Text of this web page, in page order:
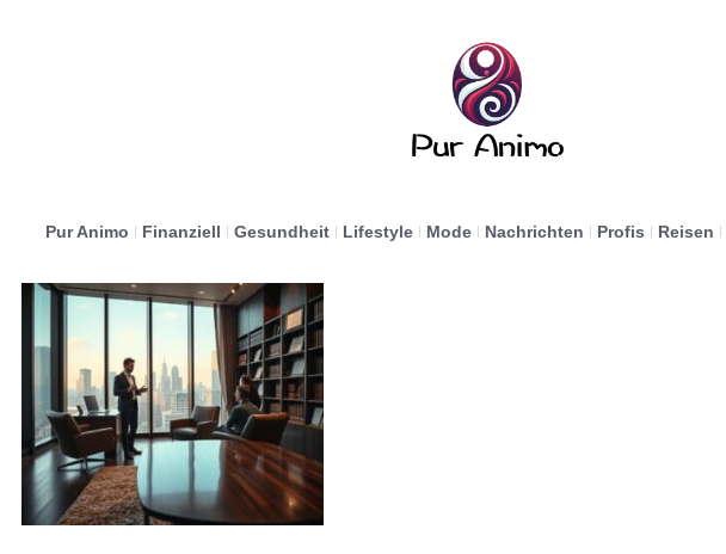
Pur Animo Finanziell Gesundheit Lifestyle Mode Nachrichten Profis Reisen